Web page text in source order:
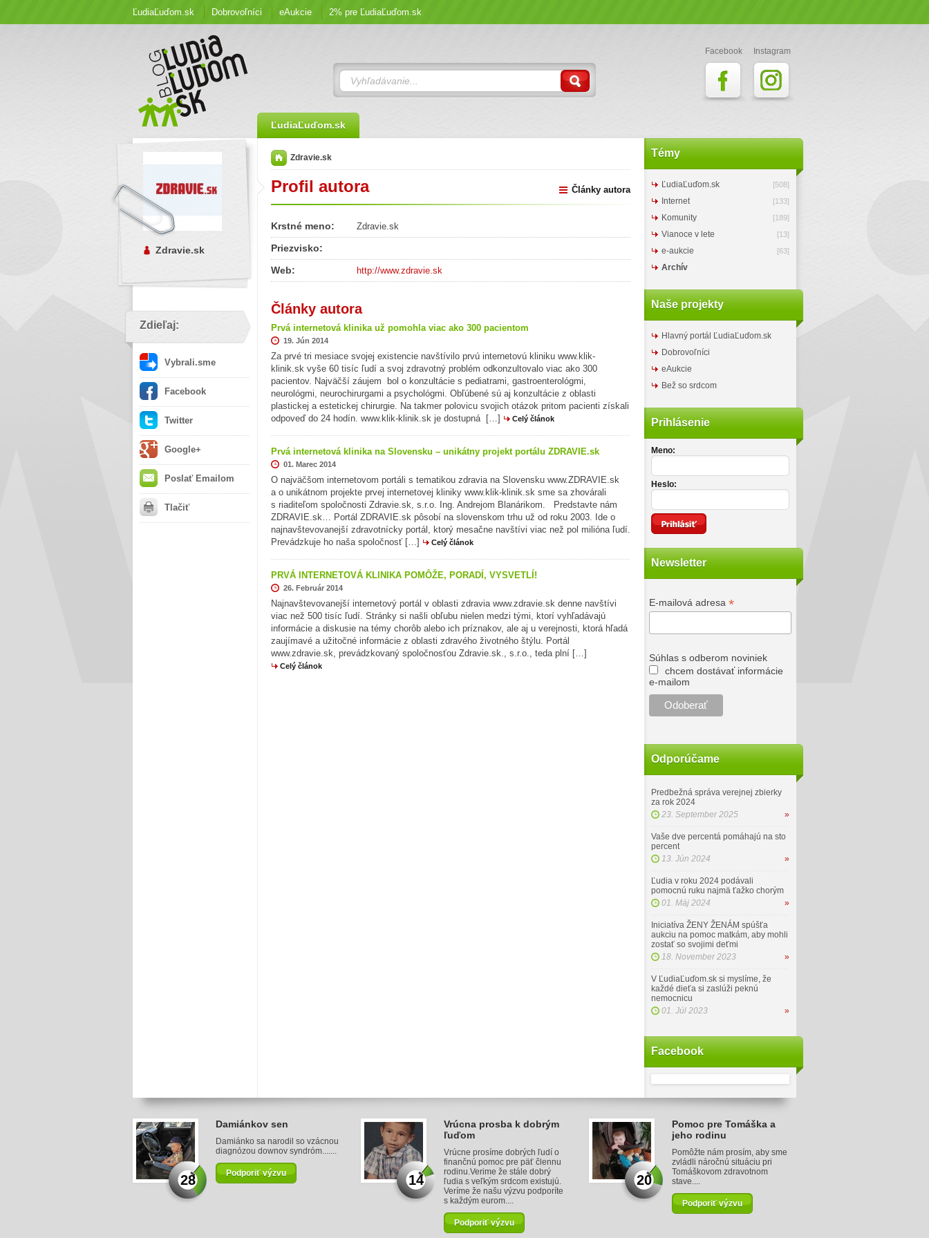
ĽudiaĽuďom.sk Dobrovoľníci eAukcie 2% pre ĽudiaĽuďom.sk
Facebook Instagram
ĽudiaĽuďom.sk
Zdravie.sk
Zdieľaj:
Vybrali.sme
Facebook
Twitter
Google+
Poslať Emailom
Tlačiť
Zdravie.sk
Profil autora Články autora
Krstné meno: Zdravie.sk
Priezvisko:
Web:
http://www.zdravie.sk
Články autora
Prvá internetová klinika už pomohla viac ako 300 pacientom
19. Jún 2014
Za prvé tri mesiace svojej existencie navštívilo prvú internetovú kliniku www.klik-
klinik.sk vyše 60 tisíc ľudí a svoj zdravotný problém odkonzultovalo viac ako 300
pacientov. Najväčší záujem bol o konzultácie s pediatrami, gastroenterológmi,
neurológmi, neurochirurgami a psychológmi. Obľúbené sú aj konzultácie z oblasti
plastickej a estetickej chirurgie. Na takmer polovicu svojich otázok pritom pacienti získali
odpoveď do 24 hodín. www.klik-klinik.sk je dostupná […]
Celý článok
Prvá internetová klinika na Slovensku – unikátny projekt portálu ZDRAVIE.sk
01. Marec 2014
O najväčšom internetovom portáli s tematikou zdravia na Slovensku www.ZDRAVIE.sk
a o unikátnom projekte prvej internetovej kliniky www.klik-klinik.sk sme sa zhovárali
s riaditeľom spoločnosti Zdravie.sk, s.r.o. Ing. Andrejom Blanárikom. Predstavte nám
ZDRAVIE.sk… Portál ZDRAVIE.sk pôsobí na slovenskom trhu už od roku 2003. Ide o
najnavštevovanejší zdravotnícky portál, ktorý mesačne navštívi viac než pol milióna ľudí.
Prevádzkuje ho naša spoločnosť […]
Celý článok
PRVÁ INTERNETOVÁ KLINIKA POMÔŽE, PORADÍ, VYSVETLÍ!
26. Február 2014
Najnavštevovanejší internetový portál v oblasti zdravia www.zdravie.sk denne navštívi
viac než 500 tisíc ľudí. Stránky si našli obľubu nielen medzi tými, ktorí vyhľadávajú
informácie a diskusie na témy chorôb alebo ich príznakov, ale aj u verejnosti, ktorá hľadá
zaujímavé a užitočné informácie z oblasti zdravého životného štýlu. Portál
www.zdravie.sk, prevádzkovaný spoločnosťou Zdravie.sk., s.r.o., teda plní […]
Celý článok
Témy
ĽudiaĽuďom.sk [508]
Internet [133]
Komunity [189]
Vianoce v lete [13]
e-aukcie [63]
Archív
Naše projekty
Hlavný portál ĽudiaĽuďom.sk
Dobrovoľníci
eAukcie
Bež so srdcom
Prihlásenie
Meno:
Heslo:
Newsletter
E-mailová adresa *
Súhlas s odberom noviniek
chcem dostávať informácie
e-mailom
Odporúčame
Predbežná správa verejnej zbierky
za rok 2024
23. September 2025
»
Vaše dve percentá pomáhajú na sto
percent
13. Jún 2024
»
Ľudia v roku 2024 podávali
pomocnú ruku najmä ťažko chorým
01. Máj 2024
»
Iniciatíva ŽENY ŽENÁM spúšťa
aukciu na pomoc matkám, aby mohli
zostať so svojimi deťmi
18. November 2023
»
V ĽudiaĽuďom.sk si myslíme, že
každé dieťa si zaslúži peknú
nemocnicu
01. Júl 2023
»
Facebook
28
Damiánkov sen
Damiánko sa narodil so vzácnou
diagnózou downov syndróm.......
Podporiť výzvu 14
Vrúcna prosba k dobrým
ľuďom
Vrúcne prosíme dobrých ľudí o
finančnú pomoc pre päť člennu
rodinu.Verime že stále dobrý
ľudia s veľkým srdcom existujú.
Veríme že našu výzvu podporíte
s každým eurom....
Podporiť výzvu
20
Pomoc pre Tomáška a
jeho rodinu
Pomôžte nám prosím, aby sme
zvládli náročnú situáciu pri
Tomáškovom zdravotnom
stave....
Podporiť výzvu